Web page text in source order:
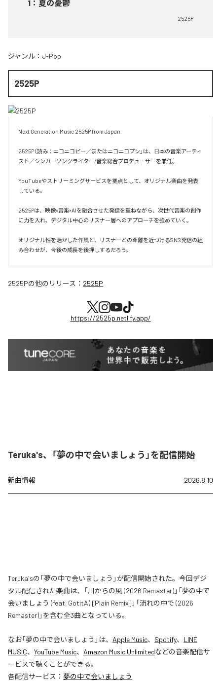
1 ： 夏の憂鬱
2525P
ジャンル： J-Pop
2525P
Next Generation Music 2525P from Japan.
2525P（読み：ニコニコピー／またはニコニコプン」は、日本の音楽アーティ
スト／シンガーソングライター/音楽総合プロデューサーを兼任。
YouTubeやストリーミングサービスを拠点として、オリジナル楽曲を発表
している。
2525Pは、映像×音楽×AIを融合させた発信を重ねながら、次世代音楽の創作
に力を入れ、デジタル中心のリスナー層へのアプローチを強めていく。
オリジナル性を活かした作風と、リスナーとの距離を近づけるSNS発信の組
み合わせが、今後の成長を後押しするだろう。
2525Pの他のリリース： 2525P
https://2525p.netlify.app/
Teruka's、「夢の中で会いましょう」を配信開始
新曲情報 2026.8.10
Teruka'sの「夢の中で会いましょう」が配信開始された。今回デジ
タル配信された楽曲は、「川からの風 (2026 Remaster)」「夢の中で
会いましょう (feat. GotitA) [Plain Remix]」「流れの中で (2026
Remaster)」を含む全3曲となっている。
なお「夢の中で会いましょう 」は、 Apple Music、 Spotify、 LINE
MUSIC、 YouTube Music、 Amazon Music Unlimitedなどの音楽配信サ
ービスで聴くことができる。
各配信サービス： 夢の中で会いましょう